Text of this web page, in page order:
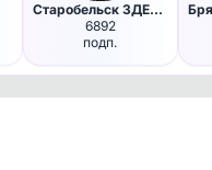
Старобельск ЗДЕСЬ и СЕЙЧАС📢
6892
подп.